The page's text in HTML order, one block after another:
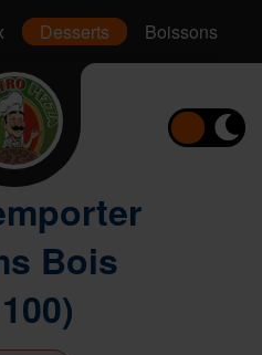
Desserts Boissons
Bois